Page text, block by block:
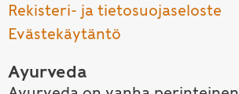
Rekisteri- ja tietosuojaseloste
Evästekäytäntö
Ayurveda